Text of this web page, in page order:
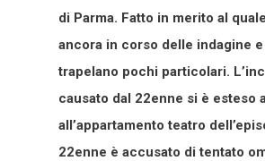
di Parma. Fatto in merito al
ancora in corso delle indagine
trapelano pochi particolari.
causato dal 22enne si è esteso
all’appartamento teatro
22enne è accusato di tentato